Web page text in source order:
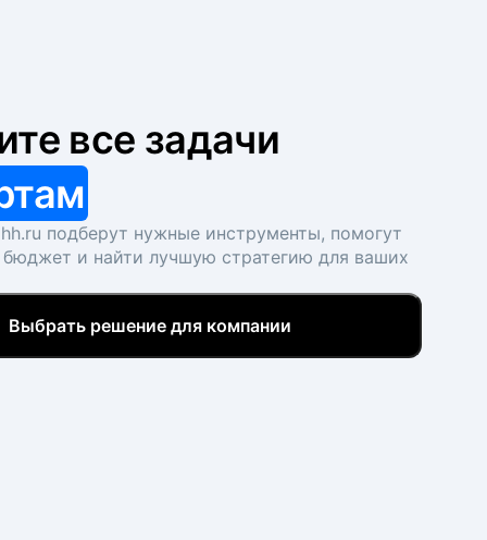
все задачи
подберут нужные инструменты, помогут
бюджет и найти лучшую стратегию для ваших
Выбрать решение для компании